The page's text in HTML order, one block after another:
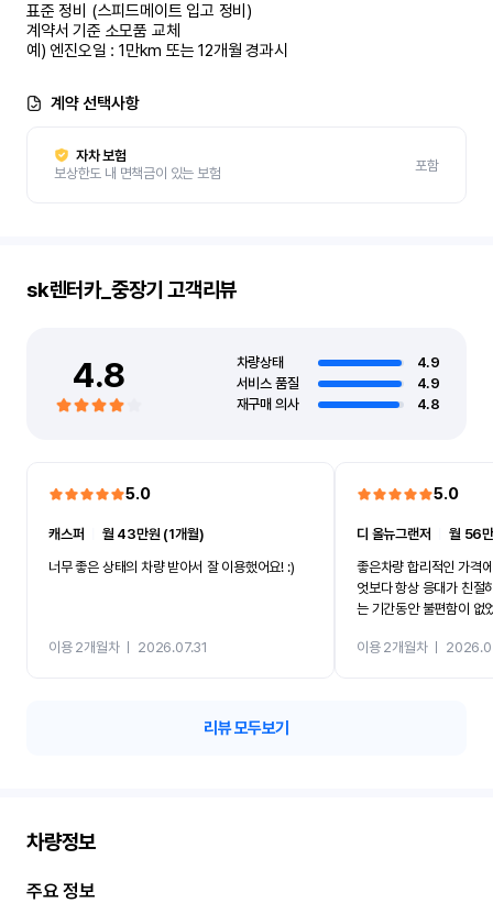
표준 정비 (스피드메이트 입고 정비)
계약서 기준 소모품 교체
예) 엔진오일 : 1만km 또는 12개월 경과시
계약 선택사항
자차 보험
보상한도 내 면책금이 있는 보험
포함
sk렌터카_중장기 고객리뷰
4.8 차량상태
4.9
서비스 품질
4.9
재구매 의사
4.8
5.0
캐스퍼
월 43만원 (1개월)
너무 좋은 상태의 차량 받아서 잘 이용했어요! :)
이용 2개월차ㅣ 2026.07.31
5.0
디 올뉴그랜저 ㅣ월 56
좋은차량 합리적인 가격
엇보다 항상 응대가 친절
는 기간동안 불편함이 없
카 렌트 고민없이 강추합
이용 2개월차ㅣ
리뷰 모두보기
차량정보
주요 정보